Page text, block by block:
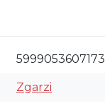
5999053607173
Zgarzi